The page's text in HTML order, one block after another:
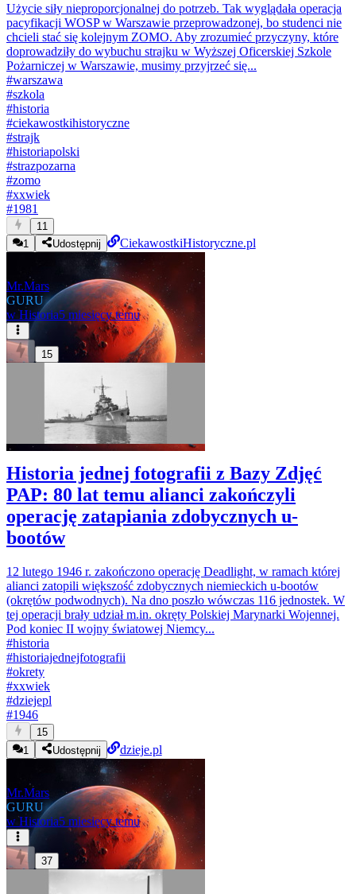
Użycie siły nieproporcjonalnej do potrzeb. Tak wyglądała operacja
pacyfikacji WOSP w Warszawie przeprowadzonej, bo studenci nie
chcieli stać się kolejnym ZOMO. Aby zrozumieć przyczyny, które
doprowadziły do wybuchu strajku w Wyższej Oficerskiej Szkole
Pożarniczej w Warszawie, musimy przyjrzeć się...
#warszawa
#szkola
#historia
#ciekawostkihistoryczne
#strajk
#historiapolski
#strazpozarna
#zomo
#xxwiek
#1981
11
1
Udostępnij CiekawostkiHistoryczne.pl
Mr.Mars
GURU
w Historia5 miesięcy temu
15
Historia jednej fotografii z Bazy Zdjęć
PAP: 80 lat temu alianci zakończyli
operację zatapiania zdobycznych u-
bootów
12 lutego 1946 r. zakończono operację Deadlight, w ramach której
alianci zatopili większość zdobycznych niemieckich u-bootów
(okrętów podwodnych). Na dno poszło wówczas 116 jednostek. W
tej operacji brały udział m.in. okręty Polskiej Marynarki Wojennej.
Pod koniec II wojny światowej Niemcy...
#historia
#historiajednejfotografii
#okrety
#xxwiek
#dziejepl
#1946
15
1
Udostępnij dzieje.pl
Mr.Mars
GURU
w Historia5 miesięcy temu
37